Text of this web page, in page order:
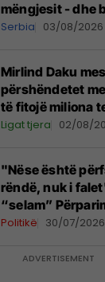
mëngjesit - dhe
shpall gjendjen e
Serbia 03/08/2026
Mirlind Daku
përshëndetet
të fitojë miliona
Ligat tjera 02/08/
"Nëse është
rëndë, nuk i
“selam”
Politikë 30/07/2026